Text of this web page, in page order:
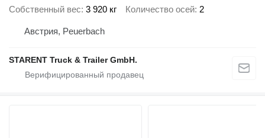
Собственный вес 3 920 кг Количество осей 2
Австрия, Peuerbach
STARENT Truck & Trailer GmbH.